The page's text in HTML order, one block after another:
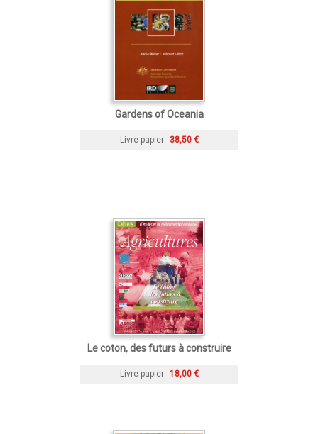
Gardens of Oceania
Livre papier 38,50 €
Le coton, des futurs à construire
Livre papier 18,00 €